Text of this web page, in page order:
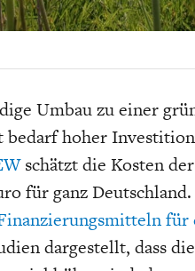
POSITIONEN DER
Umbau zu einer
bedarf hoher
schätzt die Kosten
für ganz Deutschland.
für
dargestellt, dass